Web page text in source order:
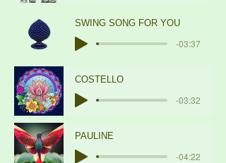
SWING SONG FOR YOU
-03:37
COSTELLO
-03:32
PAULINE
-04:22